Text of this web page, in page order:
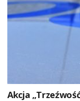
Akcja